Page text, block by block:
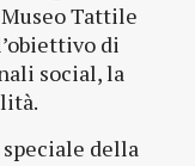
Tattile
di
social, la
della